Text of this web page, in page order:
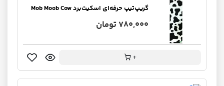
گریپ‌تیپ حرفه‌ای اسکیت‌برد Mob Moob Cow
780,000 تومان
+